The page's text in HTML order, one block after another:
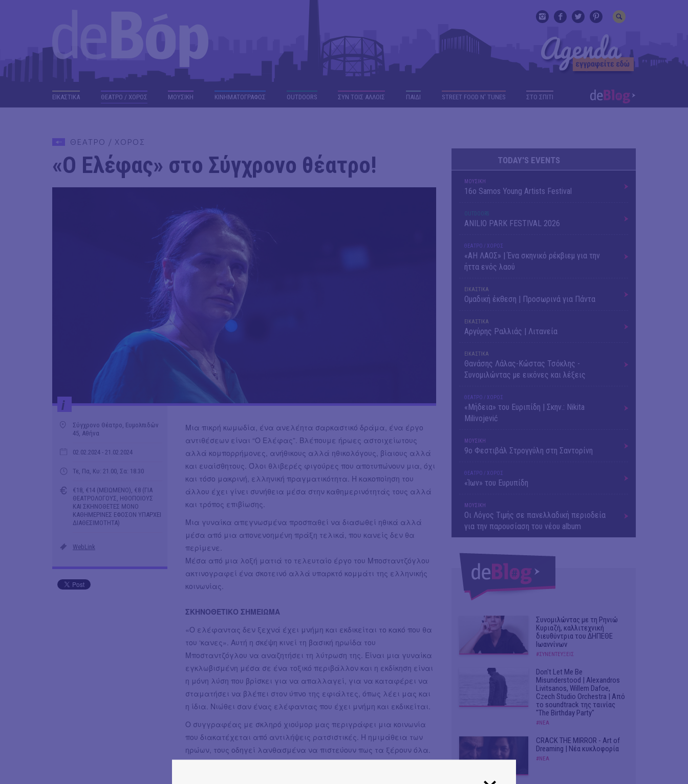
ΕΙΚΑΣΤΙΚΑ ΘΕΑΤΡΟ / ΧΟΡΟΣ ΜΟΥΣΙΚΗ ΚΙΝΗΜΑΤΟΓΡΑΦΟΣ OUTDΟORS ΣΥΝ ΤΟΙΣ ΑΛΛΟΙΣ ΠΑΙΔΙ STREET FOOD N' TUNES ΣΤΟ ΣΠΙΤΙ
ΘΕΑΤΡΟ / ΧΟΡΟΣ
«Ο Ελέφας» στο Σύγχρονο θέατρο!
i
Σύγχρονο Θέατρο, Ευμολπιδών
45, Αθήνα
02.02.2024 - 21.02.2024
Τε, Πα, Κυ: 21.00, Σα: 18.30
€18, €14 (ΜΕΙΩΜΕΝΟ), €8 (ΓΙΑ
ΘΕΑΤΡΟΛΟΓΟΥΣ, ΗΘΟΠΟΙΟΥΣ
ΚΑΙ ΣΚΗΝΟΘΕΤΕΣ ΜΟΝΟ
ΚΑΘΗΜΕΡΙΝΕΣ ΕΦΟΣΟΝ ΥΠΑΡΧΕΙ
ΔΙΑΘΕΣΙΜΟΤΗΤΑ)
WebLink
Μια πικρή κωμωδία, ένα ανελέητα σαρκαστικό δράμα, ένα έργο
αντιθέσεων είναι “Ο Ελέφας”. Βλέπουμε ήρωες αστοιχείωτους
αλλά κομπορρήμονες, ανήθικους αλλά ηθικολόγους, βίαιους αλλά
και ευαίσθητους. Όλοι θλιβερές φιγούρες που αποτυπώνουν μια, όχι
και τόσο μακρινή, ελληνική πραγματικότητα. Η κακοποίηση του
άλλου έχει γίνει συνήθεια μέσα στην καθημερινότητάς τους αλλά
και τρόπος επιβίωσης.
Μια γυναίκα απεγνωσμένα προσπαθεί να διασωθεί ηθικά αλλά
μέσα από μια απονενοημένη πράξη τελικά, που κανείς δεν θα
περίμενε.
Μέσα από μια λοξή ματιά το τελευταίο έργο του Μποσταντζόγλου
ακτινογραφεί ένα σκοτεινό αλλά υπαρκτό κομμάτι της ελληνικής
κοινωνίας.
ΣΚΗΝΟΘΕΤΙΚΟ ΣΗΜΕΙΩΜΑ
«Ο ελέφαντας δεν ξεχνά έχει μνήμη και εκδικείται το κακό που θα
του ‘κανες». Αυτή η σκέψη κινεί τη βασική ηρωίδα του
Μποσταντζόγλου να αναζητήσει τη λύτρωση της. Είναι μια γυναίκα
εγκλωβισμένη μέσα σε ένα τοξικό περιβάλλον και η εκδίκηση είναι
η μόνη λύση που βρίσκει για να απαλλαγεί, για να καταφέρει να
σταματήσει να βλέπει στον ύπνο της εφιάλτες, όπως λέει μας και
η ίδια. Νιώθει σαν ένας ελέφαντας που έχει μνήμη και εκδικείται.
Ο συγγραφέας με σκληρό χιούμορ μας περιγράφει μια κοινωνία
που διακατέχεται από αντιλήψεις ρατσιστικές. Η ημιμάθεια των
ηρώων, τους οδηγεί λανθασμένα να πιστεύουν πως τα ξέρουν όλα.
Η ενδοοικογενειακή βία, η έλλειψη ηθικών αξιών και η απειθαρχία
TODAY'S EVENTS
ΜΟΥΣΙΚΗ
16o Samos Young Artists Festival
OUTDΟORS
ANILIO PARK FESTIVAL 2026
ΘΕΑΤΡΟ / ΧΟΡΟΣ
«ΑΗ ΛΑΟΣ» | Ένα σκηνικό ρέκβιεμ για την
ήττα ενός λαού
ΕΙΚΑΣΤΙΚΑ
Ομαδική έκθεση | Προσωρινά για Πάντα
ΕΙΚΑΣΤΙΚΑ
Αργύρης Ραλλιάς | Λιτανεία
ΕΙΚΑΣΤΙΚΑ
Θανάσης Λάλας-Κώστας Τσόκλης -
Συνομιλώντας με εικόνες και λέξεις
ΘΕΑΤΡΟ / ΧΟΡΟΣ
«Μήδεια» του Ευριπίδη | Σκην.: Nikita
Milivojević
ΜΟΥΣΙΚΗ
9o Φεστιβάλ Στρογγύλη στη Σαντορίνη
ΘΕΑΤΡΟ / ΧΟΡΟΣ
«Ίων» του Ευρυπίδη
ΜΟΥΣΙΚΗ
Οι Λόγος Τιμής σε πανελλαδική περιοδεία
για την παρουσίαση του νέου album
Συνομιλώντας με τη Ρηνιώ
Κυριαζή, καλλιτεχνική
διευθύντρια του ΔΗΠΕΘΕ
Ιωαννίνων
#ΣΥΝΕΝΤΕΥΞΕΙΣ
Don't Let Me Be
Misunderstood | Alexandros
Livitsanos, Willem Dafoe,
Czech Studio Orchestra | Από
το soundtrack της ταινίας
"The Birthday Party"
#ΝΕΑ
CRACK THE MIRROR - Art of
Dreaming | Νέα κυκλοφορία
#ΝΕΑ